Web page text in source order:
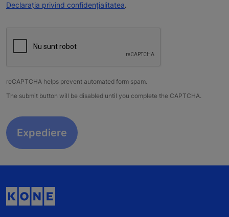
Declaraţia privind confidenţialitatea.
reCAPTCHA helps prevent automated form spam.
The submit button will be disabled until you complete the CAPTCHA.